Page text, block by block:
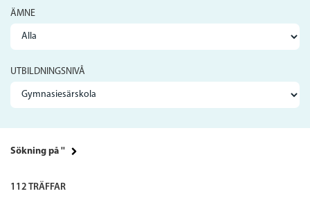
ÄMNE
UTBILDNINGSNIVÅ
Sökning på ''
112 TRÄFFAR